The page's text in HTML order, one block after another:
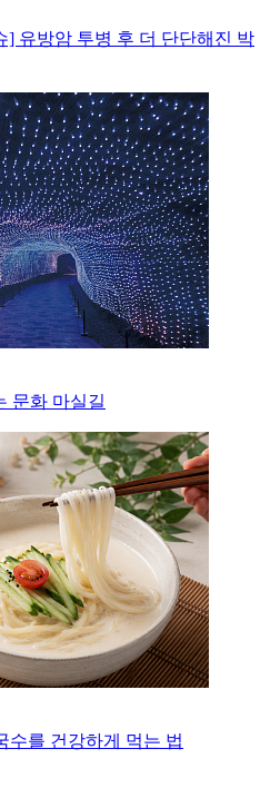
] 유방암 투병 후 더 단단해진 박
문화 마실길
수를 건강하게 먹는 법